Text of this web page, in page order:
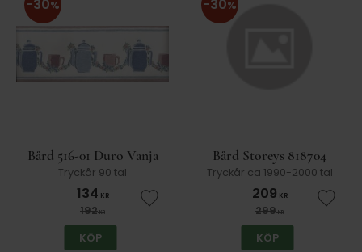
Bård 516-01 Duro Vanja
Tryckår 90 tal
134 KR
192KR
30%
Lägg till i favoriter
KÖP
Bård Storeys 818704
Tryckår ca 1990-2000 tal
209 KR
299KR
30%
Lägg
KÖP